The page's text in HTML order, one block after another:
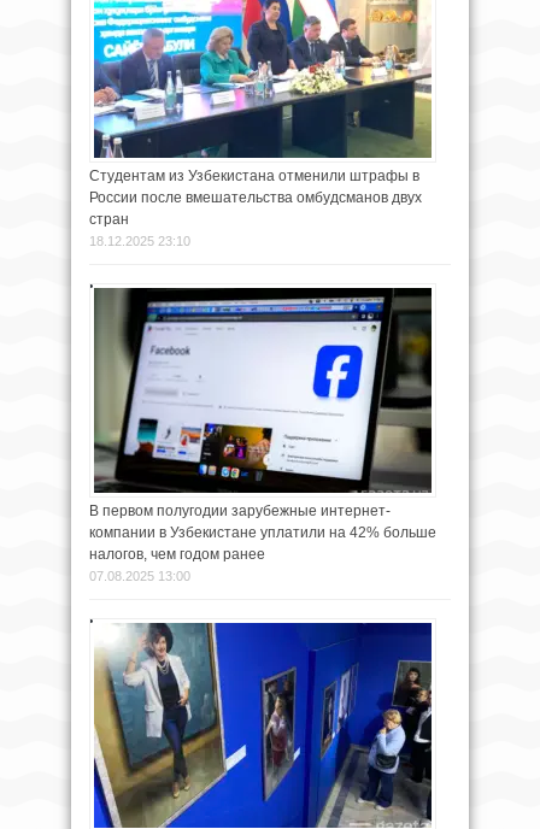
Студентам из Узбекистана отменили штрафы в
России после вмешательства омбудсманов двух
стран
18.12.2025 23:10
В первом полугодии зарубежные интернет-
компании в Узбекистане уплатили на 42% больше
налогов, чем годом ранее
07.08.2025 13:00